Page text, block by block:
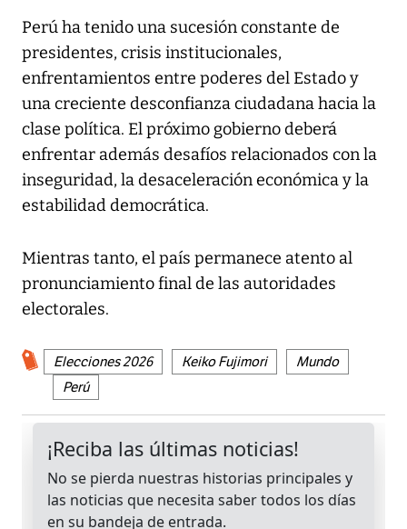
Perú ha tenido una sucesión constante de
presidentes, crisis institucionales,
enfrentamientos entre poderes del Estado y
una creciente desconfianza ciudadana hacia la
clase política. El próximo gobierno deberá
enfrentar además desafíos relacionados con la
inseguridad, la desaceleración económica y la
estabilidad democrática.
Mientras tanto, el país permanece atento al
pronunciamiento final de las autoridades
electorales.
Elecciones 2026 Keiko Fujimori
Mundo
Perú